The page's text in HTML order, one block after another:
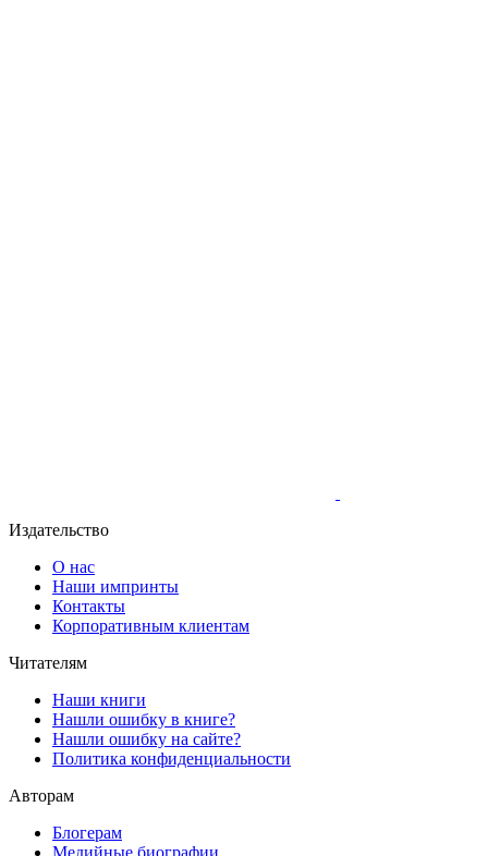
Издательство
О нас
Наши импринты
Контакты
Корпоративным клиентам
Читателям
Наши книги
Нашли ошибку в книге?
Нашли ошибку на сайте?
Политика конфиденциальности
Авторам
Блогерам
Медийные биографии